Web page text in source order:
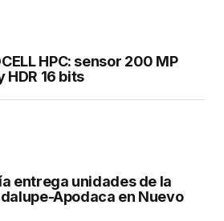
HPC: sensor 200 MP
HDR 16 bits
entrega unidades de la
Apodaca en Nuevo